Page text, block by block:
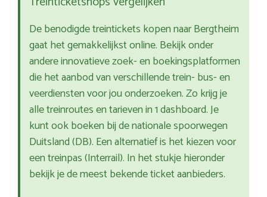
De benodigde treintickets kopen naar Bergtheim
gaat het gemakkelijkst online. Bekijk onder
andere innovatieve zoek- en boekingsplatformen
die het aanbod van verschillende trein- bus- en
veerdiensten voor jou onderzoeken. Zo krijg je
alle treinroutes en tarieven in 1 dashboard. Je
kunt ook boeken bij de nationale spoorwegen
Duitsland (DB). Een alternatief is het kiezen voor
een treinpas (Interrail). In het stukje hieronder
bekijk je de meest bekende ticket aanbieders.